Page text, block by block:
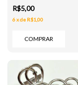
R$5,00
6xde R$1,00
COMPRAR